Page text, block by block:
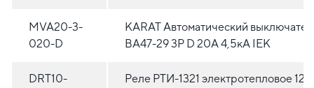
MVA20-3-
020-D
KARAT Автоматический
ВА47-29 3P D 20А 4,5кА IEK
DRT10-
Реле РТИ-1321 электротепловое 12-